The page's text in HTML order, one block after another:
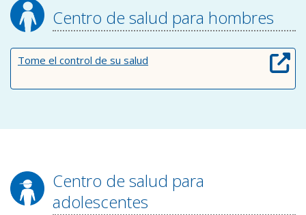
Centro de salud para hombres
Tome el control de su salud
Centro de salud para
adolescentes